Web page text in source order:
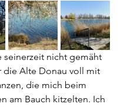
seinerzeit nicht gemäht
die Alte Donau voll mit
die mich beim
am Bauch kitzelten. Ich